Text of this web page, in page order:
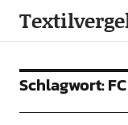
Schlagwort: